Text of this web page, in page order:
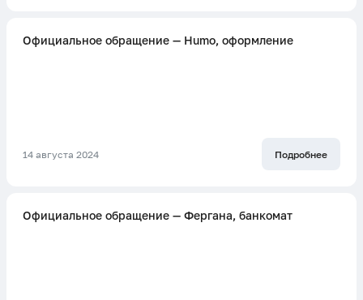
Официальное обращение — Humo, оформление
14 августа 2024 Подробнее
Официальное обращение — Фергана, банкомат